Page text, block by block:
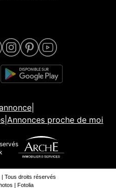
Annonces proche de moi
Tous droits réservés
| Fotolia